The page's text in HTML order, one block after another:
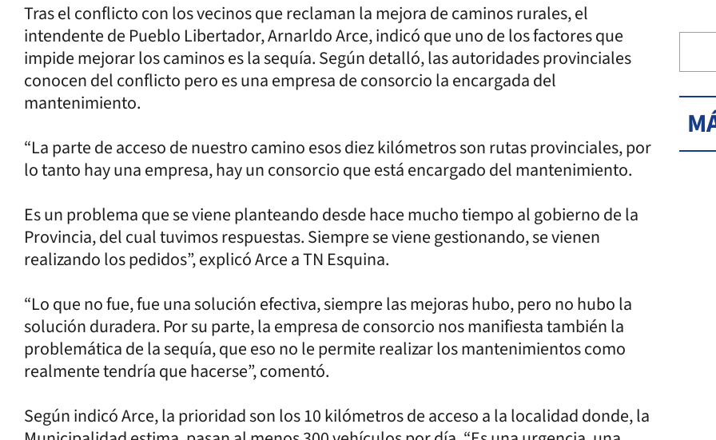
Tras el conflicto con los vecinos que reclaman la mejora de caminos rurales, el
intendente de Pueblo Libertador, Arnarldo Arce, indicó que uno de los factores que
impide mejorar los caminos es la sequía. Según detalló, las autoridades provinciales
conocen del conflicto pero es una empresa de consorcio la encargada del
mantenimiento.
“La parte de acceso de nuestro camino esos diez kilómetros son rutas provinciales, por
lo tanto hay una empresa, hay un consorcio que está encargado del mantenimiento.
Es un problema que se viene planteando desde hace mucho tiempo al gobierno de la
Provincia, del cual tuvimos respuestas. Siempre se viene gestionando, se vienen
realizando los pedidos”, explicó Arce a TN Esquina.
“Lo que no fue, fue una solución efectiva, siempre las mejoras hubo, pero no hubo la
solución duradera. Por su parte, la empresa de consorcio nos manifiesta también la
problemática de la sequía, que eso no le permite realizar los mantenimientos como
realmente tendría que hacerse”, comentó.
Según indicó Arce, la prioridad son los 10 kilómetros de acceso a la localidad donde, la